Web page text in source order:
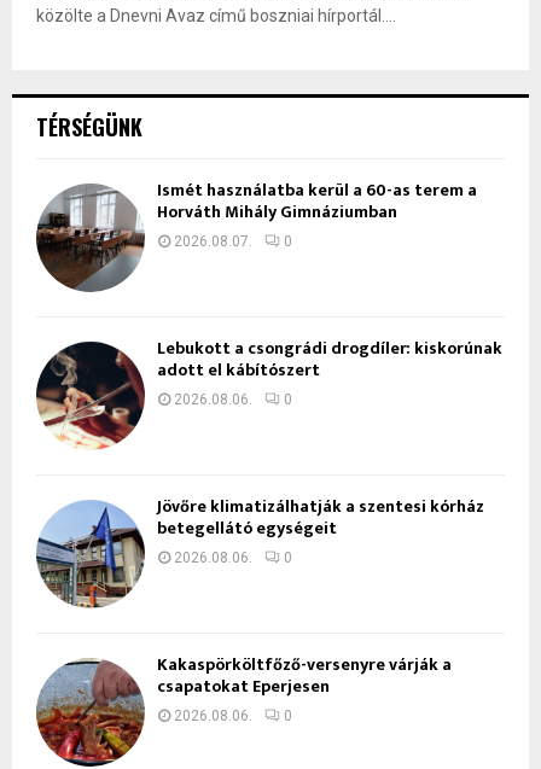
közölte a Dnevni Avaz című boszniai hírportál....
TÉRSÉGÜNK
Ismét használatba kerül a 60-as terem a
Horváth Mihály Gimnáziumban
2026.08.07. 0
Lebukott a csongrádi drogdíler: kiskorúnak
adott el kábítószert
2026.08.06. 0
Jövőre klimatizálhatják a szentesi kórház
betegellátó egységeit
2026.08.06. 0
Kakaspörköltfőző-versenyre várják a
csapatokat Eperjesen
2026.08.06. 0